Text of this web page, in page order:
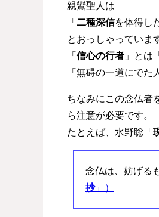
親鸞聖人は
「 二種深信を体得し
とおっしゃっていま
「 信心の行者 」とは「
「無碍の一道にでた
ちなみにこの念仏者
ら注意が必要です。
たとえば、水野聡「
念仏は、妨げる
抄」）